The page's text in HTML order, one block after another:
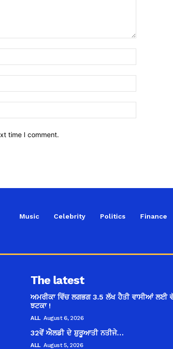
time I comment.
Music Celebrity Politics Finance
The latest
ਅਮਰੀਕਾ ਵਿੱਚ ਲਗਭਗ 3.5 ਲੱਖ ਹੈਤੀ ਵਾਸੀਆਂ ਲਈ
ਝਟਕਾ !
ALL August 6, 2026
32ਵੇਂ ਐਲਡੀ ਦੇ ਸ਼ੁਰੂਆਤੀ ਨਤੀਜੇ…
ALL August 5, 2026